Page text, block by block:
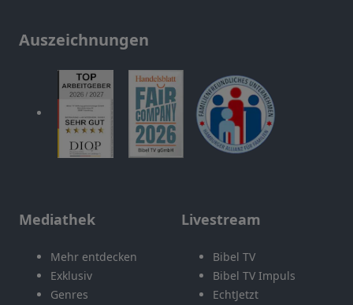
Auszeichnungen
Mediathek
Mehr entdecken
Exklusiv
Genres
Livestream
Bibel TV
Bibel TV Impuls
EchtJetzt